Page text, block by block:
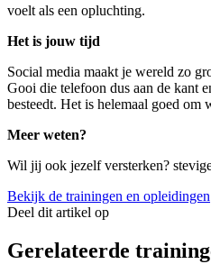
voelt als een opluchting.
Het is jouw tijd
Social media maakt je wereld zo
Gooi die telefoon dus aan de kant
besteedt. Het is helemaal goed
Meer weten?
Wil jij ook jezelf versterken?
Bekijk de trainingen en opleidingen
Deel dit artikel op
Gerelateerde